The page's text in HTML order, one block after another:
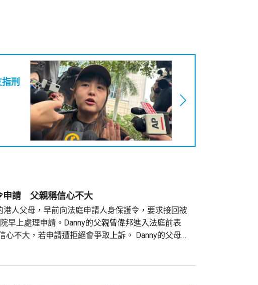
刑
申請 父親稱信心不大
人父母，早前向法庭申請人身保護令，要求接回被
早上處理申請。Danny的父親曾偉邦進入法庭前表
心不大，若申請遭拒絕會爭取上訴。 Danny的父母
一次、每次1小時，時間不足以餵哺母乳，指兒子